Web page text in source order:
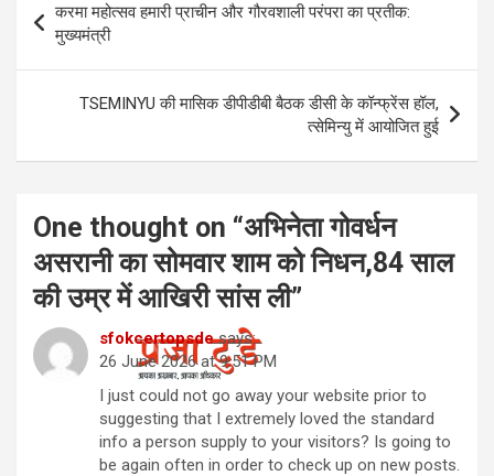
navigation
करमा महोत्सव हमारी प्राचीन और गौरवशाली परंपरा का प्रतीक:
मुख्यमंत्री
TSEMINYU की मासिक डीपीडीबी बैठक डीसी के कॉन्फ्रेंस हॉल,
त्सेमिन्यु में आयोजित हुई
One thought on “अभिनेता गोवर्धन
असरानी का सोमवार शाम को निधन,84 साल
की उम्र में आखिरी सांस ली”
sfokcertopsde says:
26 June 2026 at 9:51 PM
I just could not go away your website prior to
suggesting that I extremely loved the standard
info a person supply to your visitors? Is going to
be again often in order to check up on new posts.